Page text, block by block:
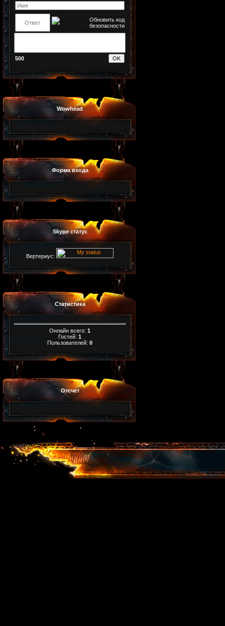
500
Wowhead
Форма входа
Skype статус
Вертериус:
Статистика
Онлайн всего: 1
Гостей: 1
Пользователей: 0
Отсчет